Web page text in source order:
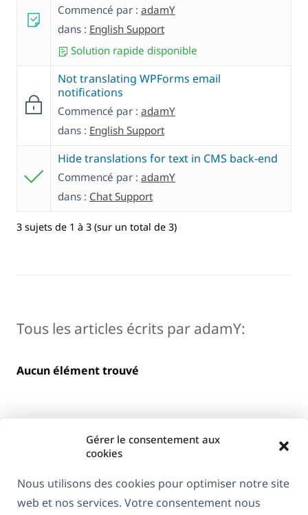
Gérer le consentement aux
cookies
Nous utilisons des cookies pour optimiser notre site
web et nos services. Votre consentement nous
Commencé par : adamY
dans : English Support
Solution rapide disponible
Not translating WPForms email
notifications
Commencé par : adamY
dans : English Support
Hide translations for text in CMS back-end
Commencé par : adamY
dans : Chat Support
3 sujets de 1 à 3 (sur un total de 3)
Tous les articles écrits par adamY:
Aucun élément trouvé